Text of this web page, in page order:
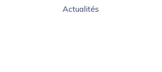
Actualités